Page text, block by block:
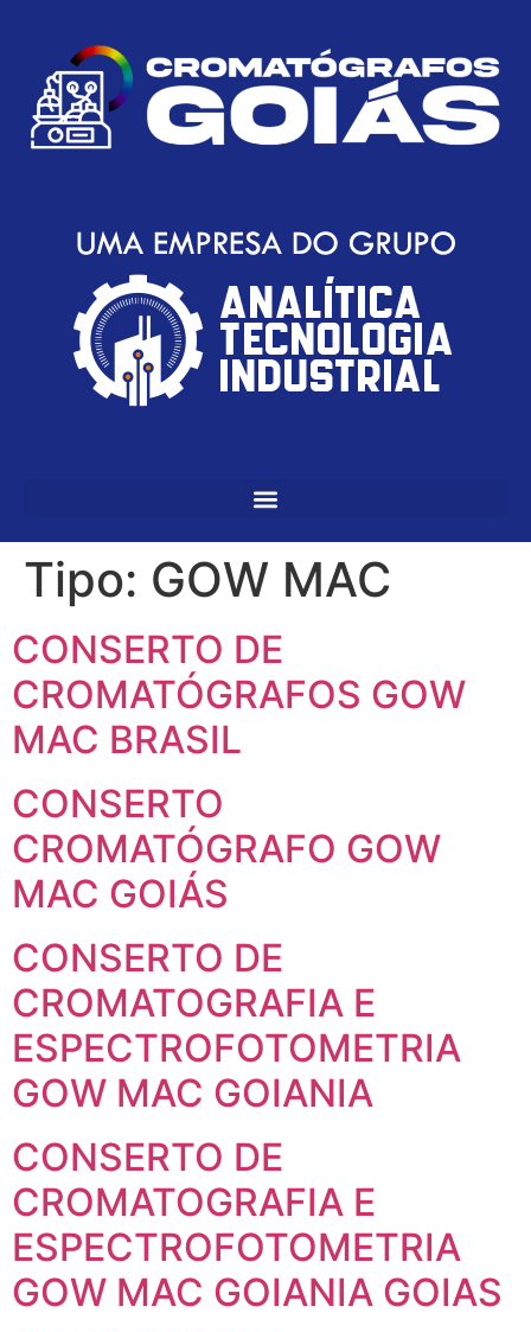
Tipo: GOW MAC
CONSERTO DE
CROMATÓGRAFOS GOW
MAC BRASIL
CONSERTO
CROMATÓGRAFO GOW
MAC GOIÁS
CONSERTO DE
CROMATOGRAFIA E
ESPECTROFOTOMETRIA
GOW MAC GOIANIA
CONSERTO DE
CROMATOGRAFIA E
ESPECTROFOTOMETRIA
GOW MAC GOIANIA GOIAS